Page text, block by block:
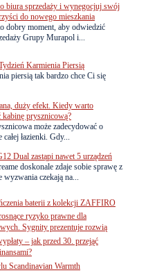
biura sprzedaży i wynegocjuj swój
do nowego mieszkania
dobry moment, aby odwiedzić
Grupy Murapol i...
Karmienia Piersią
piersią tak bardzo chce Ci się
duży efekt. Kiedy warto
prysznicową?
może zadecydować o
łazienki. Gdy...
Dual zastąpi nawet 5 urządzeń
doskonale zdaje sobie sprawę z
wyzwania czekają na...
baterii z kolekcji ZAFFIRO
ryzyko prawne dla
Sygnity prezentuje rozwią
– jak przed 30. przejąć
Scandinavian Warmth